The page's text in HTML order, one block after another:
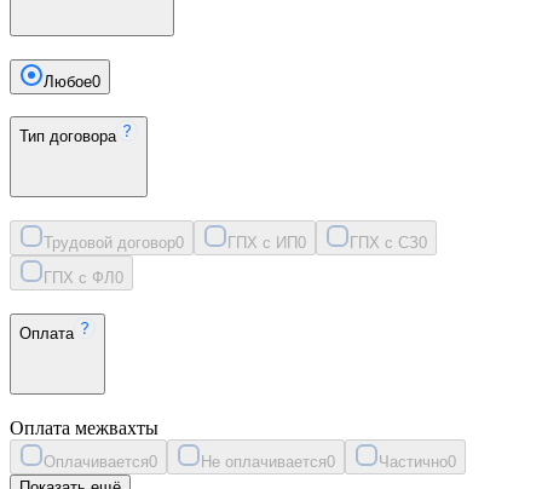
Любое0
Тип договора
Трудовой договор0 ГПХ с ИП0 ГПХ с СЗ0
ГПХ с ФЛ 0
Оплата
Оплата межвахты
Оплачивается0 Не оплачивается0 Частично0